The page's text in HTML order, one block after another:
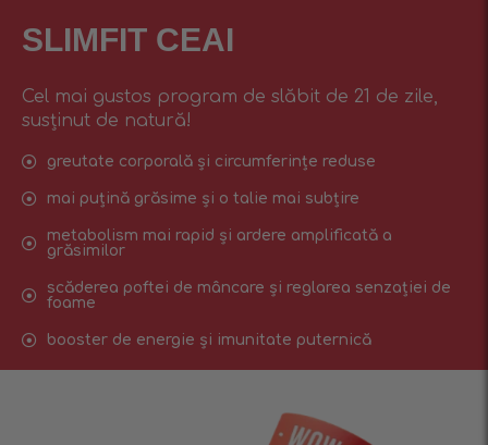
SLIMFIT CEAI
Cel mai gustos program de slăbit de 21 de zile,
susținut de natură!
greutate corporală și circumferințe reduse
mai puțină grăsime și o talie mai subțire
metabolism mai rapid și ardere amplificată a
grăsimilor
scăderea poftei de mâncare și reglarea senzației de
foame
booster de energie și imunitate puternică